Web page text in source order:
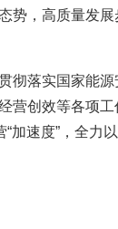
势，高质量发展
彻落实国家能
营创效等各项工
加速度”，全力